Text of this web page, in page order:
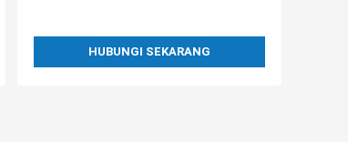
HUBUNGI SEKARANG